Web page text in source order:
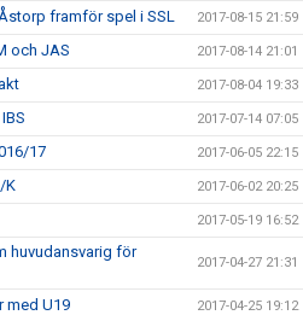
framför spel i SSL 2017-08-15 21:59
och JAS 2017-08-14 21:01
2017-08-04 19:33
2017-07-14 07:05
17 2017-06-05 22:15
K 2017-06-02 20:25
2017-05-19 16:52
huvudansvarig för
2017-04-27 21:31
med U19 2017-04-25 19:12